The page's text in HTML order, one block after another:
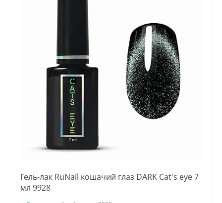
Гель-лак RuNail кошачий глаз DARK Cat's eye 7
мл 9928